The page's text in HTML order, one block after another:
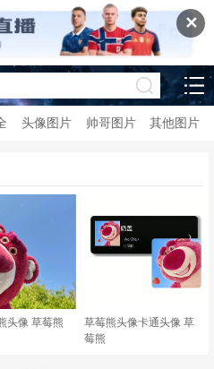
✕
头像图片 帅哥图片 其他图片
头像 草莓熊
草莓熊头像卡通头像 草
莓熊